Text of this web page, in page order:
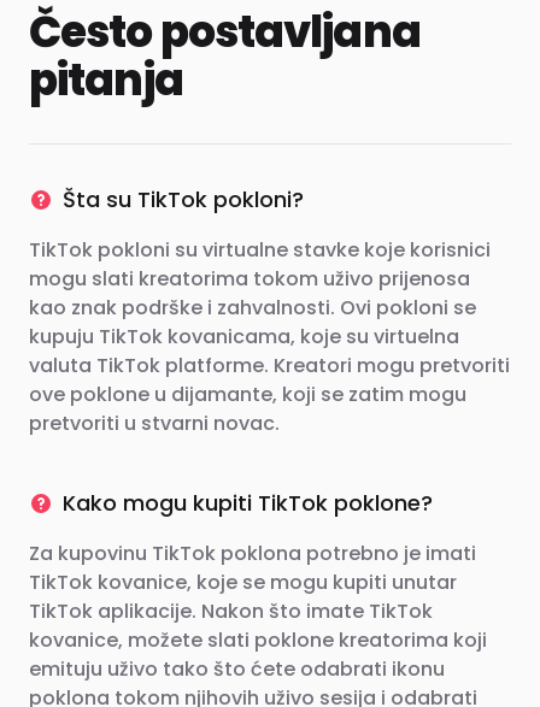
Često postavljana
pitanja
Šta su TikTok pokloni?
TikTok pokloni su virtualne stavke koje korisnici
mogu slati kreatorima tokom uživo prijenosa
kao znak podrške i zahvalnosti. Ovi pokloni se
kupuju TikTok kovanicama, koje su virtuelna
valuta TikTok platforme. Kreatori mogu pretvoriti
ove poklone u dijamante, koji se zatim mogu
pretvoriti u stvarni novac.
Kako mogu kupiti TikTok poklone?
Za kupovinu TikTok poklona potrebno je imati
TikTok kovanice, koje se mogu kupiti unutar
TikTok aplikacije. Nakon što imate TikTok
kovanice, možete slati poklone kreatorima koji
emituju uživo tako što ćete odabrati ikonu
poklona tokom njihovih uživo sesija i odabrati